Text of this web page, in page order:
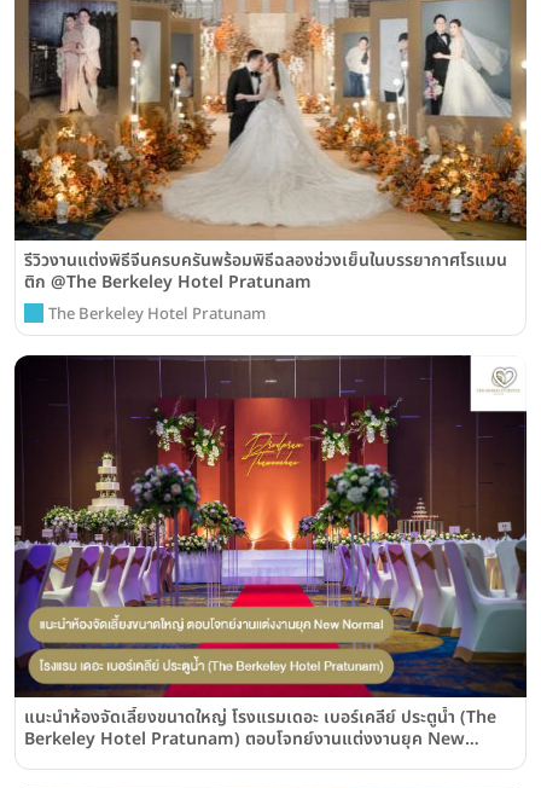
รีวิวงานแต่งพิธีจีนครบครันพร้อมพิธีฉลองช่วงเย็นในบรรยากาศโรแมน
ติก @The Berkeley Hotel Pratunam
The Berkeley Hotel Pratunam
แนะนำห้องจัดเลี้ยงขนาดใหญ่ โรงแรมเดอะ เบอร์เคลีย์ ประตูน้ำ (The
Berkeley Hotel Pratunam) ตอบโจทย์งานแต่งงานยุค New